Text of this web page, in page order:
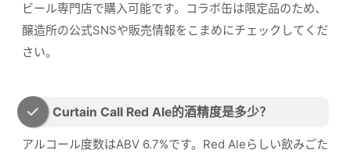
ビール専門店で購入可能です。コラボ缶は限定品のため、
醸造所の公式SNSや販売情報をこまめにチェックしてくだ
さい。
Curtain Call Red Ale的酒精度是多少？
アルコール度数はABV 6.7%です。Red Aleらしい飲みごた